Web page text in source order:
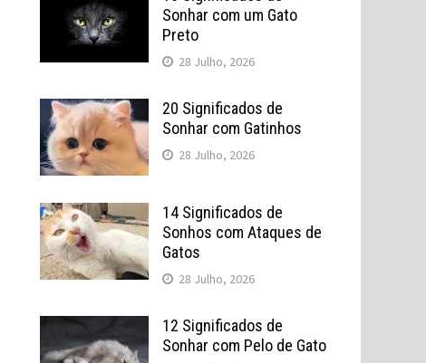
Sonhar com um Gato
Preto
28 Julho, 2026
20 Significados de
Sonhar com Gatinhos
28 Julho, 2026
14 Significados de
Sonhos com Ataques de
Gatos
28 Julho, 2026
12 Significados de
Sonhar com Pelo de Gato